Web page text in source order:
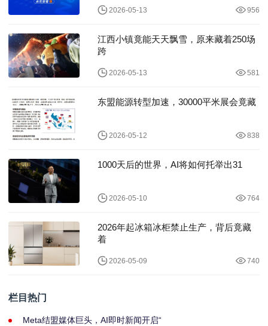
2026-05-13 956
江西小镇竟能天天飘雪，原来藏着250场
跨
2026-05-13 581
东盟能源转型加速，30000平米展会竟藏
2026-05-12 838
1000天后的世界，AI将如何托举出31
2026-05-10 764
2026年起冰箱冰柜禁止生产，背后竟藏
着
2026-05-09 740
栏目热门
Meta结盟媒体巨头，AI即时新闻开启“